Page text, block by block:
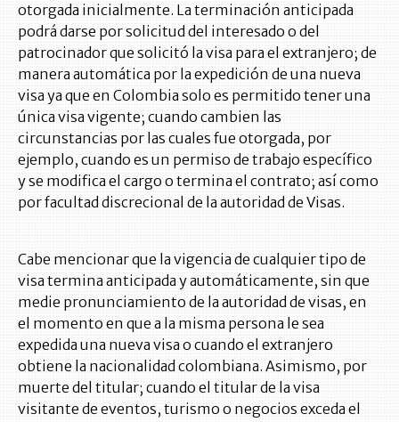
otorgada inicialmente. La terminación anticipada
podrá darse por solicitud del interesado o del
patrocinador que solicitó la visa para el extranjero; de
manera automática por la expedición de una nueva
visa ya que en Colombia solo es permitido tener una
única visa vigente; cuando cambien las
circunstancias por las cuales fue otorgada, por
ejemplo, cuando es un permiso de trabajo específico
y se modifica el cargo o termina el contrato; así como
por facultad discrecional de la autoridad de Visas.
Cabe mencionar que la vigencia de cualquier tipo de
visa termina anticipada y automáticamente, sin que
medie pronunciamiento de la autoridad de visas, en
el momento en que a la misma persona le sea
expedida una nueva visa o cuando el extranjero
obtiene la nacionalidad colombiana. Asimismo, por
muerte del titular; cuando el titular de la visa
visitante de eventos, turismo o negocios exceda el